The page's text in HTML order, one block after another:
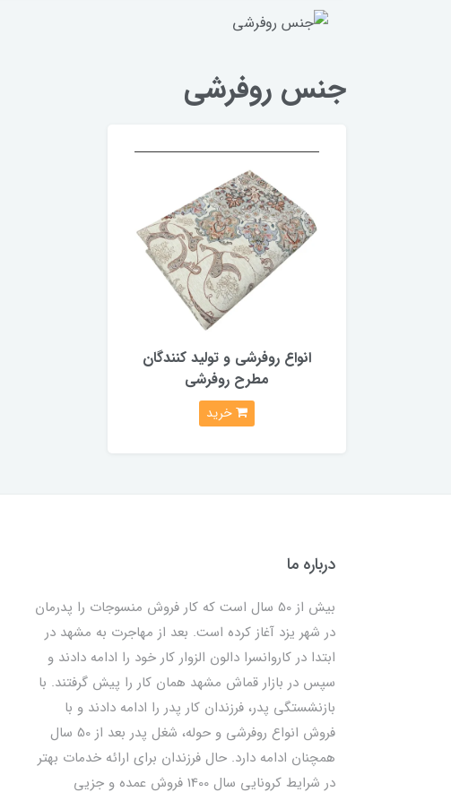
جنس روفرشی
انواع روفرشی و تولید کنندگان
مطرح روفرشی
خرید
درباره ما
بیش از 50 سال است که کار فروش منسوجات را پدرمان
در شهر یزد آغاز کرده است. بعد از مهاجرت به مشهد در
ابتدا در کاروانسرا دالون الزوار کار خود را ادامه دادند و
سپس در بازار قماش مشهد همان کار را پیش گرفتند. با
بازنشستگی پدر، فرزندان کار پدر را ادامه دادند و با
فروش انواع روفرشی و حوله، شغل پدر بعد از 50 سال
همچنان ادامه دارد. حال فرزندان برای ارائه خدمات بهتر
در شرایط کرونایی سال 1400 فروش عمده و جزیی